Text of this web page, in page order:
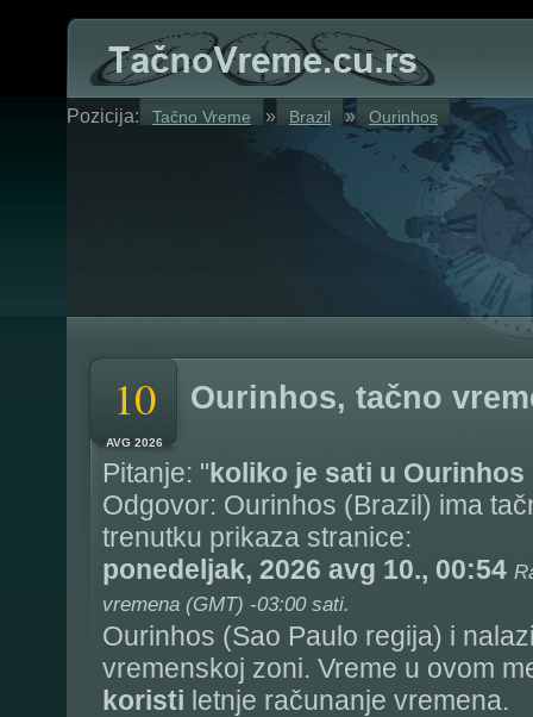
Pozicija: Tačno Vreme » Brazil » Ourinhos
10
AVG 2026
Ourinhos, tačno
Pitanje: "koliko je sati u Ourinhos
Odgovor: Ourinhos (Brazil) ima
trenutku prikaza stranice:
ponedeljak, 2026 avg 10., 00:54
vremena (GMT) -03:00 sati.
Ourinhos (Sao Paulo regija) i
vremenskoj zoni. Vreme u ovom
koristi letnje računanje vremena.